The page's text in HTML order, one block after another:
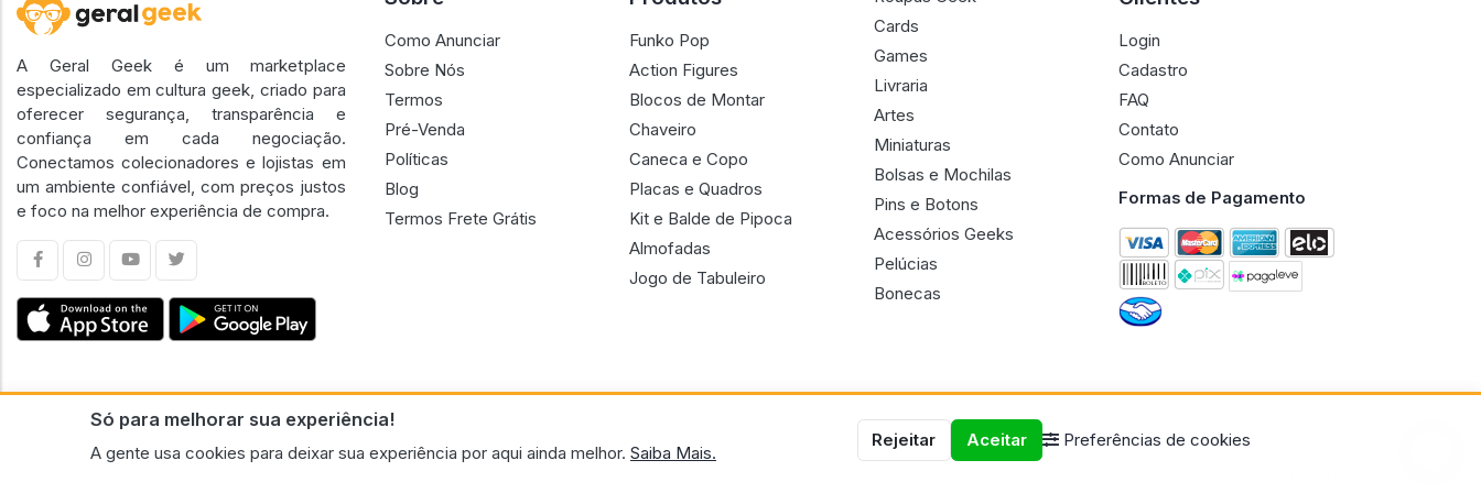
Só para melhorar sua experiência!
A gente usa cookies para deixar sua experiência por aqui ainda melhor. Saiba Mais.
Rejeitar Aceitar Preferências de cookies
A Geral Geek é um marketplace
especializado em cultura geek, criado para
oferecer segurança, transparência e
confiança em cada negociação.
Conectamos colecionadores e lojistas em
um ambiente confiável, com preços justos
e foco na melhor experiência de compra.
Como Anunciar
Sobre Nós
Termos
Pré-Venda
Políticas
Blog
Termos Frete Grátis
Funko Pop
Action Figures
Blocos de Montar
Chaveiro
Caneca e Copo
Placas e Quadros
Kit e Balde de Pipoca
Almofadas
Jogo de Tabuleiro
Cards
Games
Livraria
Artes
Miniaturas
Bolsas e Mochilas
Pins e Botons
Acessórios Geeks
Pelúcias
Bonecas
Login
Cadastro
FAQ
Contato
Como Anunciar
Formas de Pagamento
CNPJ n.º 30.220.458/0001-17 - GERAL GEEK PORTAL ELETRONICO LTDA.